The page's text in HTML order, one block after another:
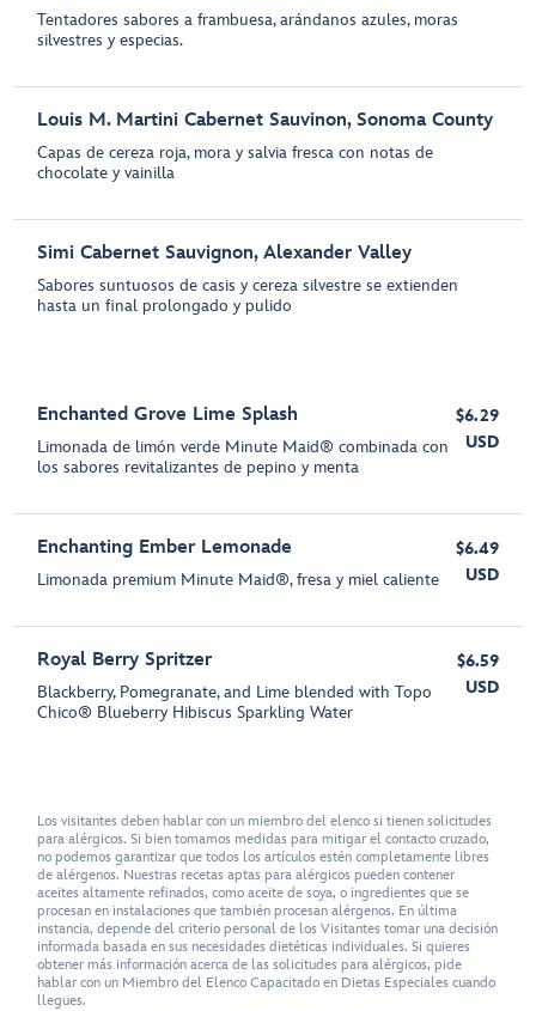
Tentadores sabores a frambuesa, arándanos azules, moras
silvestres y especias.
Louis M. Martini Cabernet Sauvinon, Sonoma County
Capas de cereza roja, mora y salvia fresca con notas de
chocolate y vainilla
Simi Cabernet Sauvignon, Alexander Valley
Sabores suntuosos de casis y cereza silvestre se extienden
hasta un final prolongado y pulido
Enchanted Grove Lime Splash
Limonada de limón verde Minute Maid® combinada con
los sabores revitalizantes de pepino y menta
$6.29
USD
Enchanting Ember Lemonade
Limonada premium Minute Maid®, fresa y miel caliente
$6.49
USD
Royal Berry Spritzer
Blackberry, Pomegranate, and Lime blended with Topo
Chico® Blueberry Hibiscus Sparkling Water
$6.59
USD
Los visitantes deben hablar con un miembro del elenco si tienen solicitudes
para alérgicos. Si bien tomamos medidas para mitigar el contacto cruzado,
no podemos garantizar que todos los artículos estén completamente libres
de alérgenos. Nuestras recetas aptas para alérgicos pueden contener
aceites altamente refinados, como aceite de soya, o ingredientes que se
procesan en instalaciones que también procesan alérgenos. En última
instancia, depende del criterio personal de los Visitantes tomar una decisión
informada basada en sus necesidades dietéticas individuales. Si quieres
obtener más información acerca de las solicitudes para alérgicos, pide
hablar con un Miembro del Elenco Capacitado en Dietas Especiales cuando
llegues.